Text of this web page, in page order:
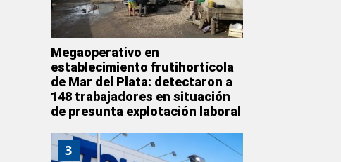
Megaoperativo en
establecimiento frutihortícola
de Mar del Plata: detectaron a
148 trabajadores en situación
de presunta explotación laboral
3